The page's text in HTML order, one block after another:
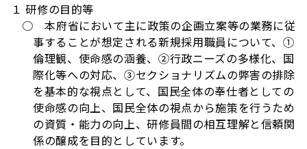
１ 研修の目的等
○ 本府省において主に政策の企画立案等の業務に従
事することが想定される新規採用職員について、①
倫理観、使命感の涵養、②行政ニーズの多様化、国
際化等への対応、③セクショナリズムの弊害の排除
を基本的な視点として、国民全体の奉仕者としての
使命感の向上、国民全体の視点から施策を行うため
の資質・能力の向上、研修員間の相互理解と信頼関
係の醸成を目的としています。